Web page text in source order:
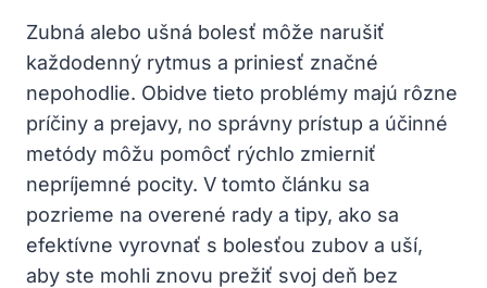
Zubná alebo ušná bolesť môže narušiť
každodenný rytmus a priniesť značné
nepohodlie. Obidve tieto problémy majú rôzne
príčiny a prejavy, no správny prístup a účinné
metódy môžu pomôcť rýchlo zmierniť
nepríjemné pocity. V tomto článku sa
pozrieme na overené rady a tipy, ako sa
efektívne vyrovnať s bolesťou zubov a uší,
aby ste mohli znovu prežiť svoj deň bez